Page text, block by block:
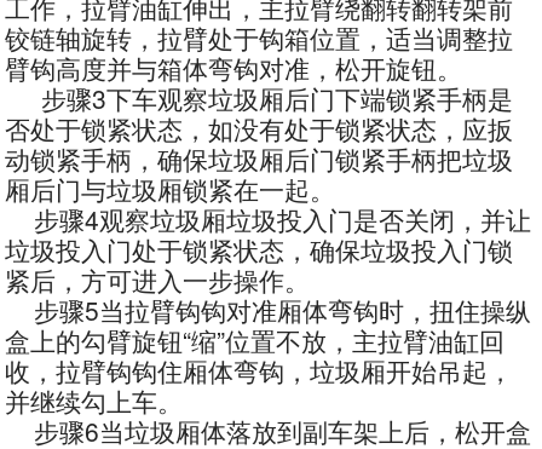
铰链轴旋转，拉臂处于钩箱位置，适当调整拉
臂钩高度并与箱体弯钩对准，松开旋钮。
步骤3下车观察垃圾厢后门下端锁紧手柄是
否处于锁紧状态，如没有处于锁紧状态，应扳
动锁紧手柄，确保垃圾厢后门锁紧手柄把垃圾
厢后门与垃圾厢锁紧在一起。
步骤4观察垃圾厢垃圾投入门是否关闭，并让
垃圾投入门处于锁紧状态，确保垃圾投入门锁
紧后，方可进入一步操作。
步骤5当拉臂钩钩对准厢体弯钩时，扭住操纵
盒上的勾臂旋钮“缩”位置不放，主拉臂油缸回
收，拉臂钩钩住厢体弯钩，垃圾厢开始吊起，
并继续勾上车。
步骤6当垃圾厢体落放到副车架上后，松开盒